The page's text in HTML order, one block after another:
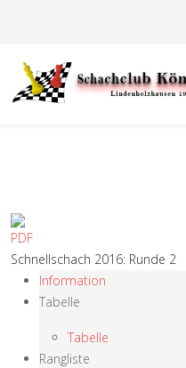
Schnellschach 2016: Runde 2
Information
Tabelle
Tabelle
Rangliste